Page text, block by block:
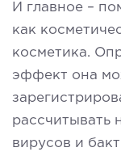
И главное –
как
косметика.
эффект она
рассчитывать
вирусов и